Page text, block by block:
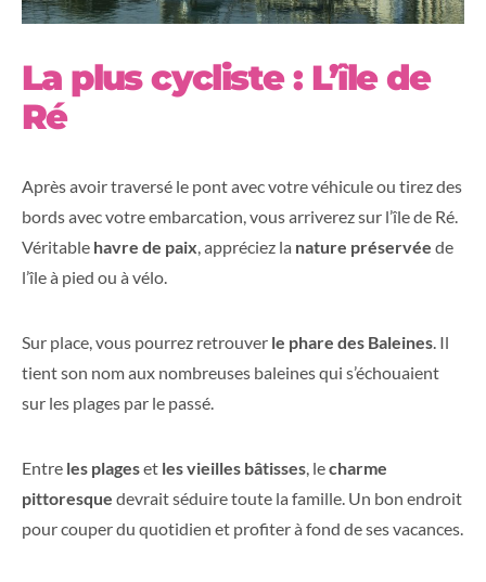
La plus cycliste : L’île de
Ré
Après avoir traversé le pont avec votre véhicule ou tirez des
bords avec votre embarcation, vous arriverez sur l’île de Ré.
Véritable havre de paix, appréciez la nature préservée de
l’île à pied ou à vélo.
Sur place, vous pourrez retrouver le phare des Baleines. Il
tient son nom aux nombreuses baleines qui s’échouaient
sur les plages par le passé.
Entre les plageset les vieilles bâtisses, lecharme
pittoresque devrait séduire toute la famille. Un bon endroit
pour couper du quotidien et profiter à fond de ses vacances.